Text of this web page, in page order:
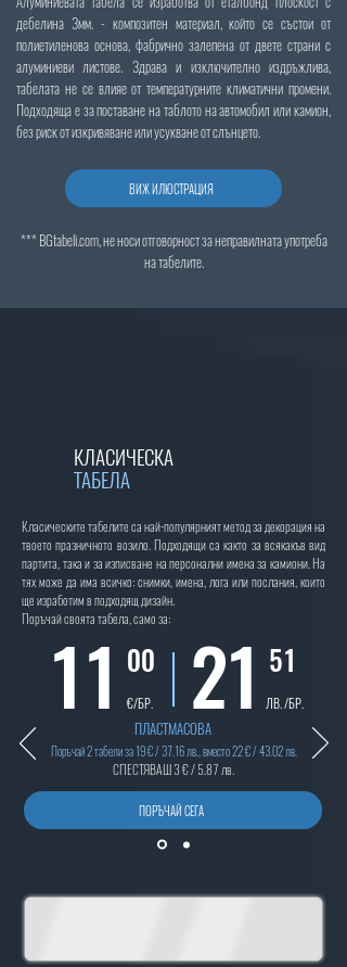
дебелина 3мм. - композитен материал, който се състои от
полиетиленова основа, фабрично залепена от двете страни с
алуминиеви листове. Здрава и изключително издръжлива,
табелата не се влияе от температурните климатични промени.
Подходяща е за поставане на таблото на автомобил или камион,
без риск от изкривяване или усукване от слънцето.
ВИЖ ИЛЮСТРАЦИЯ
*** BGtabeli.com, не носи отговорност за неправилната употреба
на табелите.
КЛАСИЧЕСКА
ТАБЕЛА
Класическите табелите са най-популярният метод за декорация на
твоето празничното возило. Подходящи са както за всякакъв вид
партита, така и за изписване на персонални имена за камиони. На
тях може да има всичко: снимки, имена, лога или послания, които
ще изработим в подходящ дизайн.
Поръчай своята табела, само за:
11 00
€/БР.
ПЛАСТМАСОВА21 51
ЛВ. /БР.
Поръчай 2 табели за 19 € / 37.16 лв., вместо 22 € / 43.02 лв.
СПЕСТЯВАШ 3 € / 5.87 лв.
ПОРЪЧАЙ СЕГА